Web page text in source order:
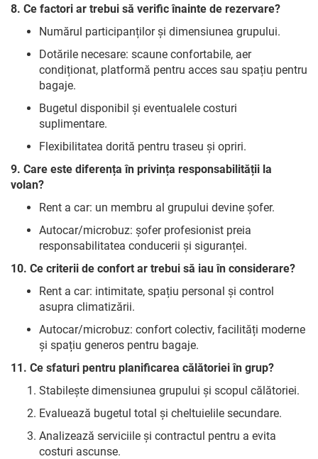
8. Ce factori ar trebui să verific înainte de rezervare?
Numărul participanților și dimensiunea grupului.
Dotările necesare: scaune confortabile, aer
condiționat, platformă pentru acces sau spațiu pentru
bagaje.
Bugetul disponibil și eventualele costuri
suplimentare.
Flexibilitatea dorită pentru traseu și opriri.
9. Care este diferența în privința responsabilității la
volan?
Rent a car: un membru al grupului devine șofer.
Autocar/microbuz: șofer profesionist preia
responsabilitatea conducerii și siguranței.
10. Ce criterii de confort ar trebui să iau în considerare?
Rent a car: intimitate, spațiu personal și control
asupra climatizării.
Autocar/microbuz: confort colectiv, facilități moderne
și spațiu generos pentru bagaje.
11. Ce sfaturi pentru planificarea călătoriei în grup?
Stabilește dimensiunea grupului și scopul călătoriei.
Evaluează bugetul total și cheltuielile secundare.
Analizează serviciile și contractul pentru a evita
costuri ascunse.